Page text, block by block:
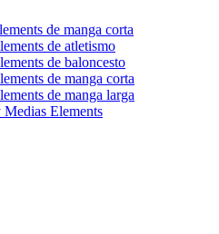
de manga corta
de atletismo
de baloncesto
de manga corta
de manga larga
Medias Elements